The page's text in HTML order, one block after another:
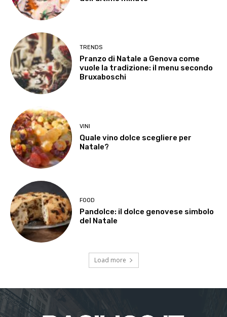
TRENDS
Pranzo di Natale a Genova come
vuole la tradizione: il menu secondo
Bruxaboschi
VINI
Quale vino dolce scegliere per
Natale?
FOOD
Pandolce: il dolce genovese simbolo
del Natale
Load more